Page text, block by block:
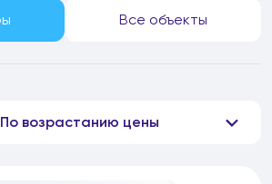
Все объекты
По возрастанию цены